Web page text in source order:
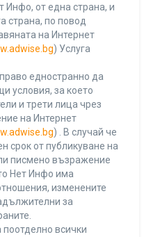
от една страна, и
страна, по повод
на Интернет
) Услуга
едностранно да
условия, за което
и трети лица чрез
на Интернет
) . В случай че
срок от публикуване на
писмено възражение
Нет Инфо има
изменените
за
всички